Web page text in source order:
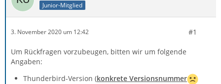
Junior-Mitglied
3. November 2020 um 12:42 #1
Um Rückfragen vorzubeugen, bitten wir um folgende
Angaben:
Thunderbird-Version (konkrete Versionsnummer